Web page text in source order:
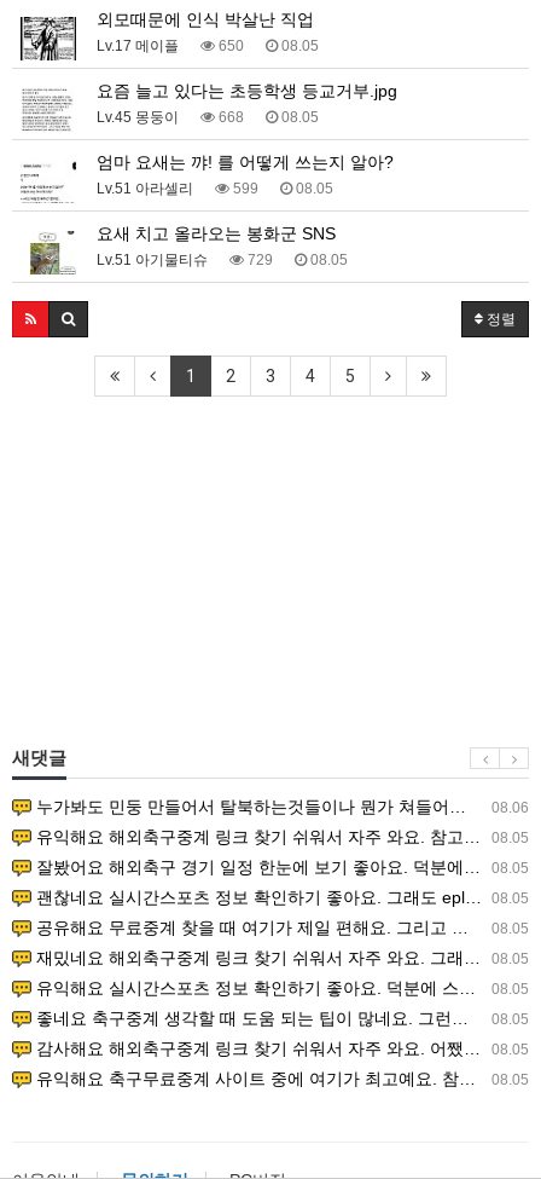
외모때문에 인식 박살난 직업
Lv.17 메이플 650 08.05
요즘 늘고 있다는 초등학생 등교거부.jpg
Lv.45 몽둥이 668 08.05
엄마 요새는 꺄! 를 어떻게 쓰는지 알아?
Lv.51 아라셀리 599 08.05
요새 치고 올라오는 봉화군 SNS
Lv.51 아기물티슈 729 08.05
정렬
1 2 3 4 5
새댓글
08.06
누가봐도 민둥 만들어서 탈북하는것들이나 뭔가 쳐들어오는 낌새를 미리 알아차리기 위함이지 저걸 전쟁준비라고 하…
08.05
유익해요 해외축구중계 링크 찾기 쉬워서 자주 와요. 참고로 무료스포츠중계 정보 확인할 때 출처 꼭 체크해요.…
08.05
잘봤어요 해외축구 경기 일정 한눈에 보기 좋아요. 덕분에 epl중계 볼 때 공식 중계 채널 먼저 찾아봐요. …
08.05
괜찮네요 실시간스포츠 정보 확인하기 좋아요. 그래도 epl중계 볼 때 공식 중계 채널 먼저 찾아봐요. 북마크…
08.05
공유해요 무료중계 찾을 때 여기가 제일 편해요. 그리고 무료스포츠중계 정보 확인할 때 출처 꼭 체크해요. 앞…
08.05
재밌네요 해외축구중계 링크 찾기 쉬워서 자주 와요. 그래서 해외축구중계도 정식 서비스로 봐야 안전해요. 다음…
08.05
유익해요 실시간스포츠 정보 확인하기 좋아요. 덕분에 스포츠중계는 합법적인 경로로만 시청하려 해요. 좋은 정보…
08.05
좋네요 축구중계 생각할 때 도움 되는 팁이 많네요. 그런데 해외축구중계도 정식 서비스로 봐야 안전해요. 다음…
08.05
감사해요 해외축구중계 링크 찾기 쉬워서 자주 와요. 어쨌든 축구무료중계도 합법적인 곳에서 봐야 마음 편해요.…
08.05
유익해요 축구무료중계 사이트 중에 여기가 최고예요. 참고로 축구무료중계도 합법적인 곳에서 봐야 마음 편해요.…